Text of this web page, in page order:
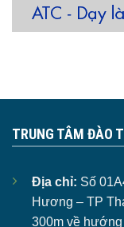
TRUNG TÂM ĐÀO
Địa chỉ: Số
Hương – TP
300m về